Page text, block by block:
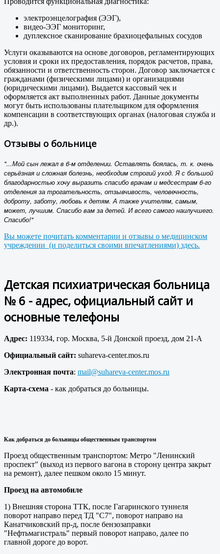
электроэнцелография (ЭЭГ),
видео-ЭЭГ мониторинг,
дуплексное сканирование брахиоцефальных сосудов
Услуги оказываются на основе договоров, регламентирующих
условия и сроки их предоставления, порядок расчетов, права,
обязанности и ответственность сторон. Договор заключается с
гражданами (физическими лицами) и организациями
(юридическими лицами). Выдается кассовый чек и
оформляется акт выполненных работ. Данные документы
могут быть использованы плательщиком для оформления
компенсации в соответствующих органах (налоговая служба и
др.).
Отзывы о больнице
"...Мой сын лежал в 6-м отделении. Оставлять боялась, т. к. очень
серьёзная и сложная болезнь, необходим строгий уход. Я с большой
благодарностью хочу выразить спасибо врачам и медсестрам 6-го
отделения за трогательность, отзывчивость, человечность,
доброту, заботу, любовь к детям. А также учителям, самым,
может, лучшим. Спасибо вам за детей. И всего самого наилучшего.
Спасибо!"
Вы можете почитать комментарии и отзывы о медицинском
учреждении (и поделиться своими впечатлениями) здесь.
Детская психиатрическая больница
№ 6 - адрес, официальный сайт и
основные телефоны
Адрес: 119334, гор. Москва, 5-й Донской проезд, дом 21-А
Официальный сайт: suhareva-center.mos.ru
Электронная почта: mail@suhareva-center.mos.ru
Карта-схема - как добраться до больницы.
Как добраться до больницы общественным транспортом
Проезд общественным транспортом: Метро "Ленинский
проспект" (выход из первого вагона в сторону центра закрыт
на ремонт), далее пешком около 15 минут.
Проезд на автомобиле
1) Внешняя сторона ТТК, после Гагаринского туннеля
поворот направо перед ТД "С7", поворот направо на
Канатчиковский пр-д, после бензозаправки
"Нефтьмагистраль" первый поворот направо, далее по
главной дороге до ворот.